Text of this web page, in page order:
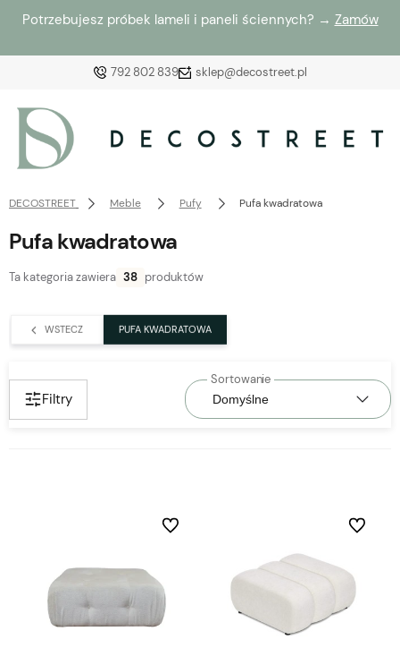
Potrzebujesz próbek lameli i paneli ściennych? → Zamów
792 802 839 sklep@decostreet.pl
Załóż konto
zaloguj się, aby przywrócić dodane produkty do listy
z poprzedniej sesji.
DECOSTREET Meble Pufy Pufa kwadratowa
Pufa kwadratowa
Ta kategoria zawiera 38 produktów
WSTECZ PUFA KWADRATOWA
Filtry
Do ulubionych Do